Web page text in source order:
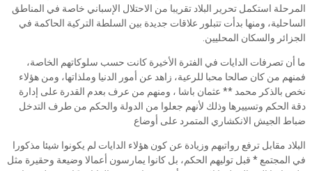
المرحلة استكمل تحرير البلاد تقريبا من الاحتلال الإسباني خاصة في المناطق
الساحلية، ومنها بدأت تتبلور علاقات جديدة بين السلطة التركية الحاكمة في
الجزائر والسكان المحليين.
ما أن تصرفات الدايات في الفترة الأخيرة كانت حسب سلوكاتهم الخاصة،
فمنهم من كان صالحا محبا للرعية، زاهد عن أمور الدنيا وملذاتها، ومن هؤلاء
نخص بالذكر محمد ** عثمان باشا ، ومنهم من عرف بعدم القدرة على إدارة
دقة الحكم وتسييرها وذلك لأنهم جعلوا من الدولة والحكم من طرف التدخل
ضباط الجيش الانكشاري المتمرد على أوضاع
البلاد مقابل ترفع رواتبهم وزيادة عن كون هؤلاء الدايات لم يكونوا شيئا مذكورا
في المجتمع * قبل توليهم الحكم، بل كانوا يمارسون أعمالا وضيعة وحقيرة مثل